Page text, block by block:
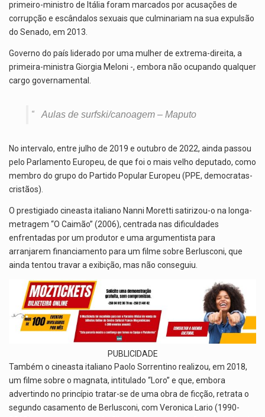
primeiro-ministro de Itália foram marcados por acusações de
corrupção e escândalos sexuais que culminariam na sua expulsão
do Senado, em 2013.
Governo do país liderado por uma mulher de extrema-direita, a
primeira-ministra Giorgia Meloni -, embora não ocupando qualquer
cargo governamental.
Aulas de surfski/canoagem – Maputo
No intervalo, entre julho de 2019 e outubro de 2022, ainda passou
pelo Parlamento Europeu, de que foi o mais velho deputado, como
membro do grupo do Partido Popular Europeu (PPE, democratas-
cristãos).
O prestigiado cineasta italiano Nanni Moretti satirizou-o na longa-
metragem “O Caimão” (2006), centrada nas dificuldades
enfrentadas por um produtor e uma argumentista para
arranjarem financiamento para um filme sobre Berlusconi, que
ainda tentou travar a exibição, mas não conseguiu.
PUBLICIDADE
Também o cineasta italiano Paolo Sorrentino realizou, em 2018,
um filme sobre o magnata, intitulado “Loro” e que, embora
advertindo no princípio tratar-se de uma obra de ficção, retrata o
segundo casamento de Berlusconi, com Veronica Lario (1990-